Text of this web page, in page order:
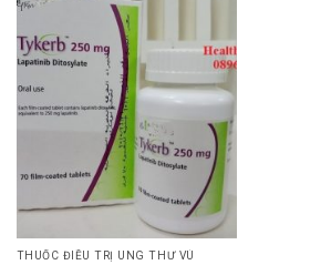
THUỐC ĐIỀU TRỊ UNG THƯ VÚ